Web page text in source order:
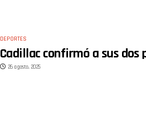
DEPORTES
Cadillac confirmó a sus
26 agosto, 2025